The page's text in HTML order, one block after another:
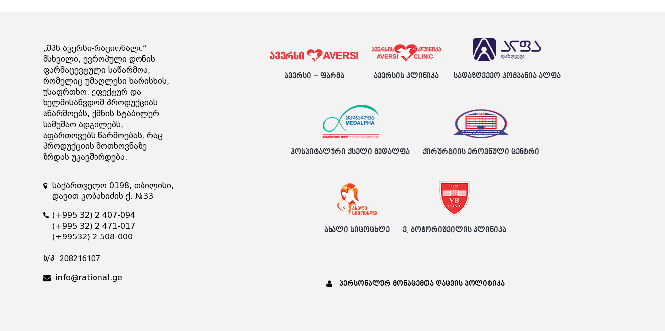
„შპს ავერსი-რაციონალი“
მსხვილი, ევროპული დონის
ფარმაცევტული საწარმოა,
რომელიც უმაღლესი ხარისხის,
უსაფრთხო, ეფექტურ და
ხელმისაწვდომ პროდუქციას
აწარმოებს, ქმნის სტაბილურ
სამუშაო ადგილებს,
აფართოვებს წარმოებას, რაც
პროდუქციის მოთხოვნაზე
ზრდას უკავშირდება.
საქართველო 0198, თბილისი,
დავით კობახიძის ქ. №33
(+995 32) 2 407-094
(+995 32) 2 471-017
(+99532) 2 508-000
ს/კ : 208216107
info@rational.ge
ავერსი – ფარმა ავერსის კლინიკა სადაზღვევო კომპანია ალფა
ჰოსპიტალური ქსელი მედალფა ქირურგიის ეროვნული ცენტრი
ახალი სიცოცხლე ვ. ბოჭორიშვილის კლინიკა
პერსონალურ მონაცემთა დაცვის პოლიტიკა